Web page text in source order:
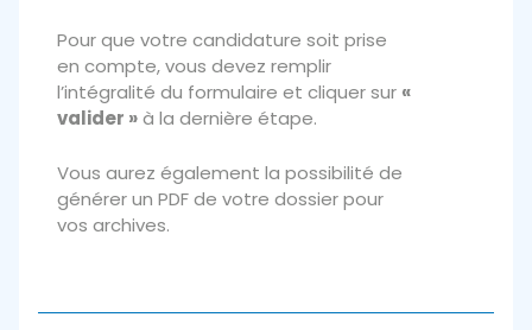
Pour que votre candidature soit prise
en compte, vous devez remplir
l’intégralité du formulaire et cliquer sur «
valider »à la dernière étape.
Vous aurez également la possibilité de
générer un PDF de votre dossier pour
vos archives.